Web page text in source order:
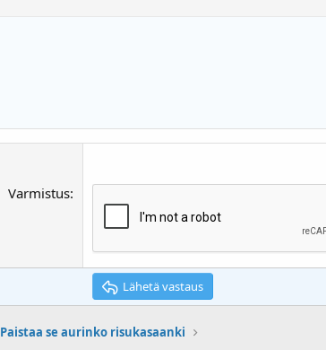
Varmistus
Lähetä vastaus
Paistaa se aurinko risukasaanki